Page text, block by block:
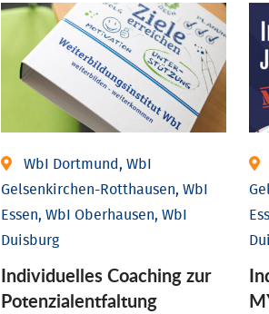
WbI Dortmund, WbI
Gelsenkirchen-Rotthausen, WbI
Essen, WbI Oberhausen, WbI
Duisburg
Individuelles Coaching zur
Potenzialentfaltung